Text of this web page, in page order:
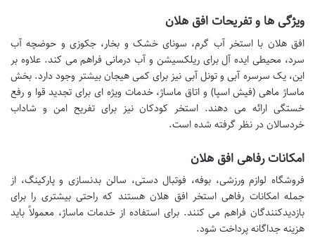
ویژگی ها و تفریحات افق هلان
افق هلان با استخر آب گرم، سونای خشک و بخار، جکوزی و حوضچه آب
سرد، محیطی ایده آل برای ریلکسیشن و آب درمانی فراهم می کند. علاوه بر
این، یک سرسره آبی و تونل آبی نیز برای کمی هیجان بیشتر وجود دارد. بخش
ماساژ ماهی (فیش اسپا) و اتاق ماساژ، خدمات ویژه ای برای تجدید قوا و رفع
خستگی ارائه می دهند. استخر کودکان نیز برای تفریح امن و شاداب
خردسالان در نظر گرفته شده است.
امکانات رفاهی افق هلان
فروشگاه لوازم ورزشی، بوفه، فوتبال دستی، سالن بدنسازی و پارکینگ، از
جمله امکانات رفاهی استخر افق هلان هستند که راحتی بیشتری را برای
بازدیدکنندگان فراهم می کنند. برای استفاده از خدمات ماساژ، معمولاً باید
هزینه جداگانه پرداخت شود.